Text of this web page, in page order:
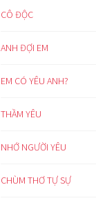
CÔ ĐỘC
ANH ĐỢI EM
EM CÓ YÊU ANH?
THẦM YÊU
NHỚ NGƯỜI YÊU
CHÙM THƠ TỰ SỰ